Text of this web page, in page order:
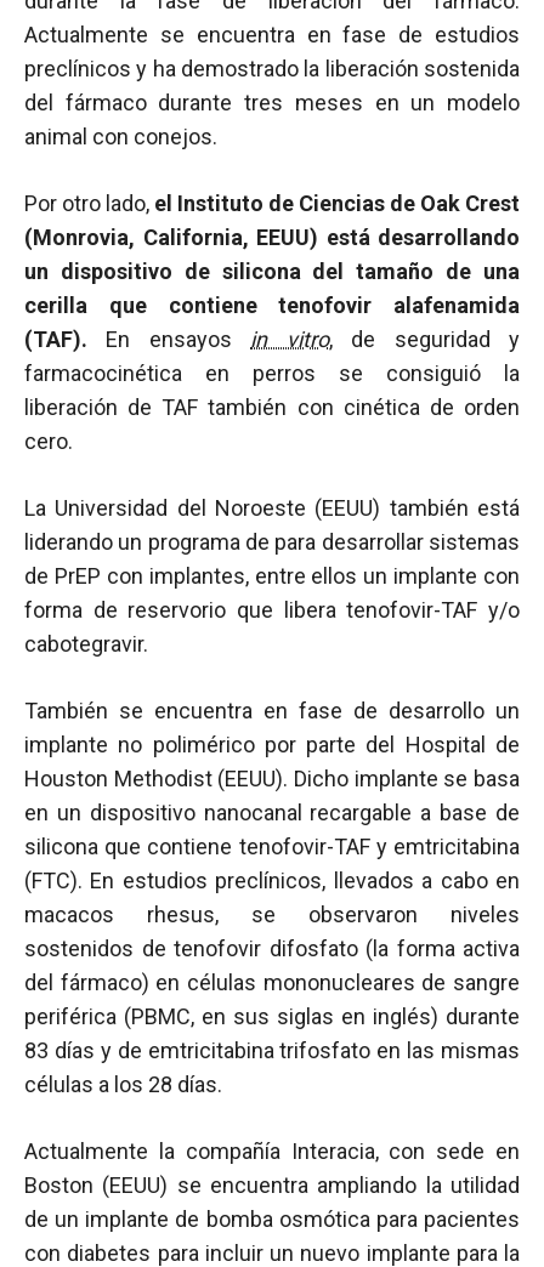
Actualmente se encuentra en fase de estudios
preclínicos y ha demostrado la liberación sostenida
del fármaco durante tres meses en un modelo
animal con conejos.
Por otro lado, el Instituto de Ciencias de Oak Crest
(Monrovia, California, EEUU) está desarrollando
un dispositivo de silicona del tamaño de una
cerilla que contiene tenofovir alafenamida
(TAF). En ensayos in vitro, de seguridad y
farmacocinética en perros se consiguió la
liberación de TAF también con cinética de orden
cero.
La Universidad del Noroeste (EEUU) también está
liderando un programa de para desarrollar sistemas
de PrEP con implantes, entre ellos un implante con
forma de reservorio que libera tenofovir-TAF y/o
cabotegravir.
También se encuentra en fase de desarrollo un
implante no polimérico por parte del Hospital de
Houston Methodist (EEUU). Dicho implante se basa
en un dispositivo nanocanal recargable a base de
silicona que contiene tenofovir-TAF y emtricitabina
(FTC). En estudios preclínicos, llevados a cabo en
macacos rhesus, se observaron niveles
sostenidos de tenofovir difosfato (la forma activa
del fármaco) en células mononucleares de sangre
periférica (PBMC, en sus siglas en inglés) durante
83 días y de emtricitabina trifosfato en las mismas
células a los 28 días.
Actualmente la compañía Interacia, con sede en
Boston (EEUU) se encuentra ampliando la utilidad
de un implante de bomba osmótica para pacientes
con diabetes para incluir un nuevo implante para la